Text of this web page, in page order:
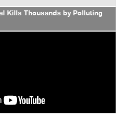
Kills Thousands by Polluting